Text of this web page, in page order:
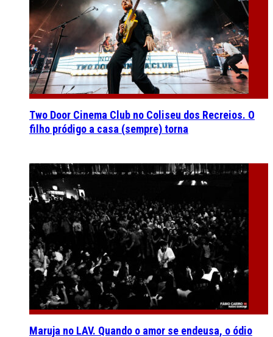
Two Door Cinema Club no Coliseu dos Recreios. O
filho pródigo a casa (sempre) torna
Maruja no LAV. Quando o amor se endeusa, o ódio